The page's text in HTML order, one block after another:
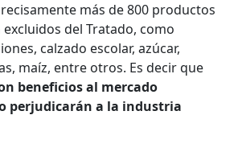
más de 800 productos
del Tratado, como
calzado escolar, azúcar,
maíz, entre otros. Es decir que
beneficios al mercado
perjudicarán a la industria